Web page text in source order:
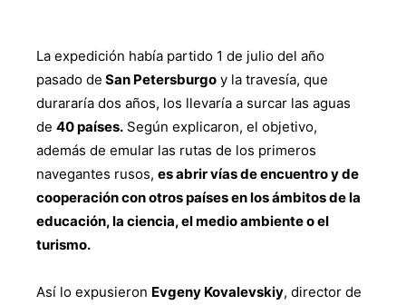
La expedición había partido 1 de julio del año
pasado de San Petersburgo y la travesía, que
durararía dos años, los llevaría a surcar las aguas
de 40 países. Según explicaron, el objetivo,
además de emular las rutas de los primeros
navegantes rusos, es abrir vías de encuentro y de
cooperación con otros países en los ámbitos de la
educación, la ciencia, el medio ambiente o el
turismo.
Así lo expusieron Evgeny Kovalevskiy, director de